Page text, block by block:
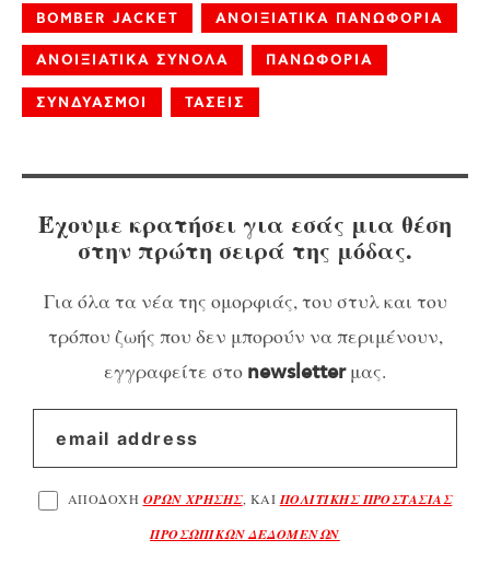
BOMBER JACKET ΑΝΟΙΞΙΑΤΙΚΑ ΠΑΝΩΦΟΡΙΑ
ΑΝΟΙΞΙΑΤΙΚΑ ΣΥΝΟΛΑ ΠΑΝΩΦΟΡΙΑ
ΣΥΝΔΥΑΣΜΟΙ ΤΑΣΕΙΣ
Έχουμε κρατήσει για εσάς μια θέση
στην πρώτη σειρά της μόδας.
Για όλα τα νέα της ομορφιάς, του στυλ και του
τρόπου ζωής που δεν μπορούν να περιμένουν,
εγγραφείτε στο newsletterμας.
ΑΠΟΔΟΧΗ ΟΡΩΝ ΧΡΗΣΗΣ, ΚΑΙ ΠΟΛΙΤΙΚΗΣ ΠΡΟΣΤΑΣΙΑΣ
ΠΡΟΣΩΠΙΚΩΝ ΔΕΔΟΜΕΝΩΝ